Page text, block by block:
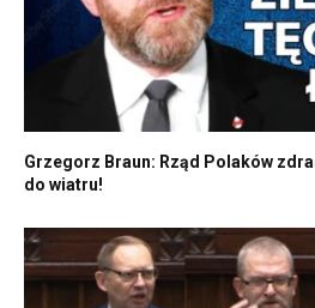
Grzegorz Braun: Rząd Polaków
do wiatru!